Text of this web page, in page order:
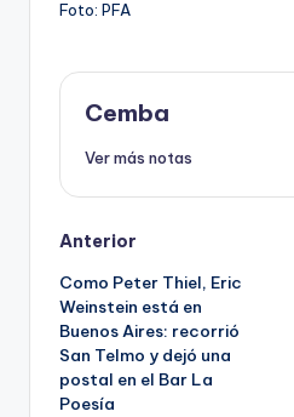
Foto: PFA
Cemba
Ver más notas
Post
navigation
Anterior
Como Peter Thiel, Eric
Weinstein está en
Buenos Aires: recorrió
San Telmo y dejó una
postal en el Bar La
Poesía